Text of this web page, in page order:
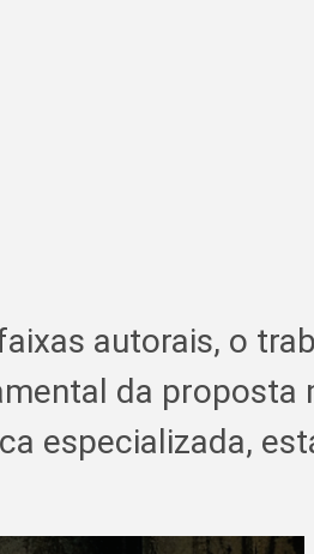
autorais, o
da proposta
especializada,